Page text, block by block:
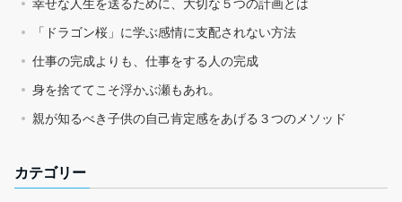
幸せな人生を送るために、大切な５つの計画とは
「ドラゴン桜」に学ぶ感情に支配されない方法
仕事の完成よりも、仕事をする人の完成
身を捨ててこそ浮かぶ瀬もあれ。
親が知るべき子供の自己肯定感をあげる３つのメソッド
カテゴリー